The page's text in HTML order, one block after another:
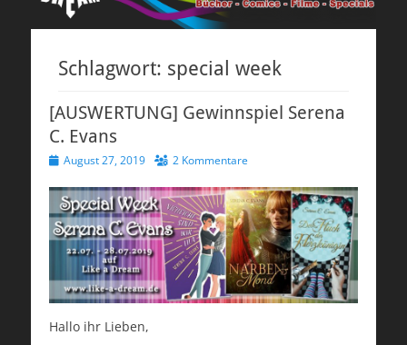
Schlagwort: special week
[AUSWERTUNG] Gewinnspiel Serena
C. Evans
Veröffentlicht
August 27, 2019 2 Kommentare
Hallo ihr Lieben,